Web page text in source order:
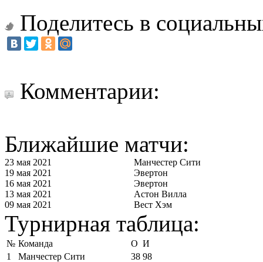
Поделитесь в
Комментарии:
Ближайшие матчи:
23 мая 2021
Манчестер Сити
19 мая 2021
Эвертон
16 мая 2021
Эвертон
13 мая 2021
Астон Вилла
09 мая 2021
Вест Хэм
Турнирная таблица:
№ Команда О И
1
Манчестер Сити 38 98